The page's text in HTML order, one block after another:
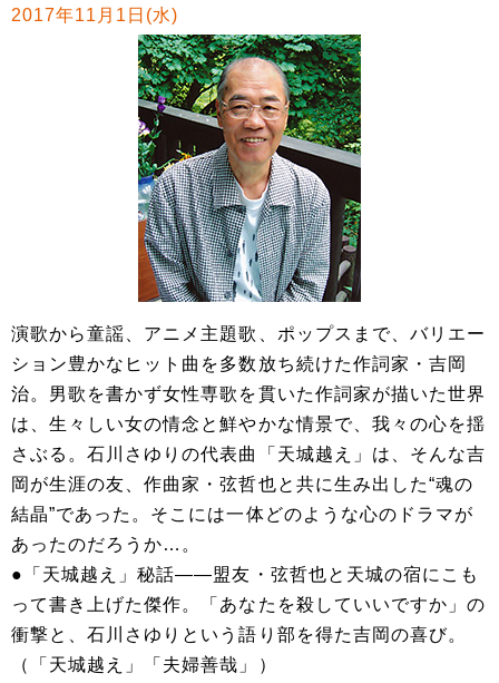
2017年11月1日(水)
演歌から童謡、アニメ主題歌、ポップスまで、バリエー
ション豊かなヒット曲を多数放ち続けた作詞家・吉岡
治。男歌を書かず女性専歌を貫いた作詞家が描いた世界
は、生々しい女の情念と鮮やかな情景で、我々の心を揺
さぶる。石川さゆりの代表曲「天城越え」は、そんな吉
岡が生涯の友、作曲家・弦哲也と共に生み出した“魂の
結晶”であった。そこには一体どのような心のドラマが
あったのだろうか…。
●「天城越え」秘話――盟友・弦哲也と天城の宿にこも
って書き上げた傑作。「あなたを殺していいですか」の
衝撃と、石川さゆりという語り部を得た吉岡の喜び。
（「天城越え」「夫婦善哉」）